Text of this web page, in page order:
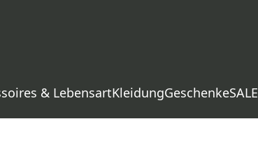
& LebensartKleidungGeschenkeSALE